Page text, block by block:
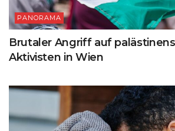
PANORAMA
Brutaler Angriff auf
Aktivisten in Wien